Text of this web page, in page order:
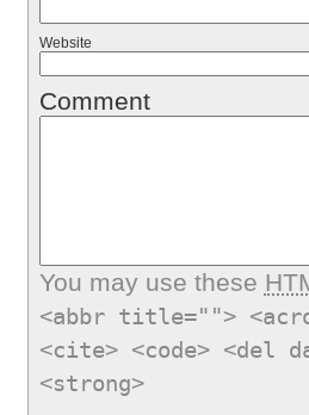
Website
Comment
You may use these
<abbr title="">
<cite> <code> <del
<strong>